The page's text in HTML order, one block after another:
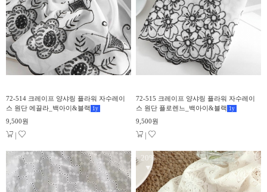
72-514 크레이프 양샤링 플라워 자수레이
스 원단 에끌라_백아이&블랙 1 y
9,500원
|
72-515 크레이프 양샤링 플라워 자수레이
스 원단 플로렌느_백아이&블랙 1 y
9,500원
|
20%
▼